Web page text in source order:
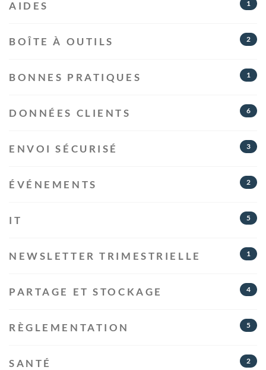
AIDES 1
BOÎTE À OUTILS 2
BONNES PRATIQUES 1
DONNÉES CLIENTS 6
ENVOI SÉCURISÉ 3
ÉVÉNEMENTS 2
IT 5
NEWSLETTER TRIMESTRIELLE 1
PARTAGE ET STOCKAGE 4
RÈGLEMENTATION 5
SANTÉ 2